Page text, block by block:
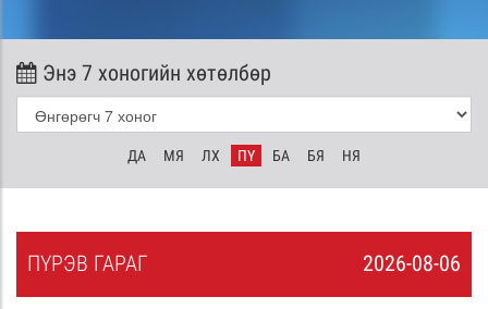
Энэ 7 хоногийн хөтөлбөр
ДА МЯ ЛХ ПҮ БА БЯ НЯ
2026-08-06
ПҮРЭВ ГАРАГ